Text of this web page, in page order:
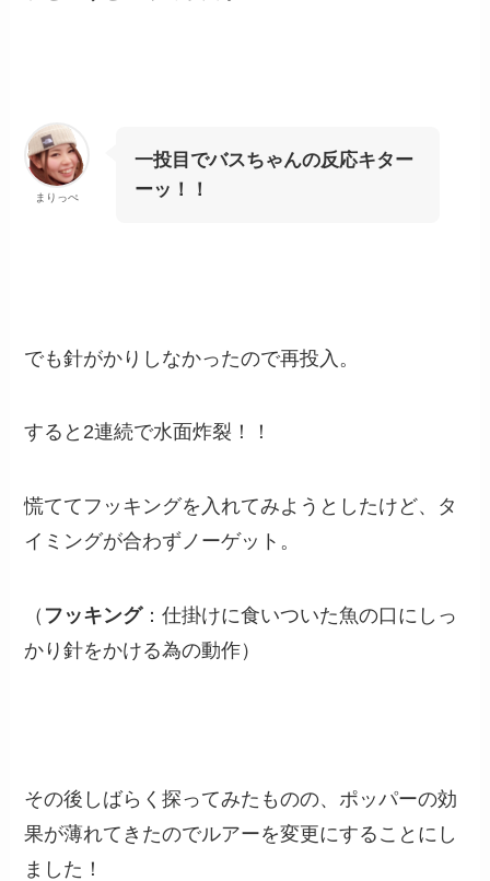
まりっぺ
一投目でバスちゃんの反応キター
ーッ！！
でも針がかりしなかったので再投入。
すると2連続で水面炸裂！！
慌ててフッキングを入れてみようとしたけど、タ
イミングが合わずノーゲット。
（ フッキング：仕掛けに食いついた魚の口にしっ
かり針をかける為の動作）
その後しばらく探ってみたものの、ポッパーの効
果が薄れてきたのでルアーを変更にすることにし
ました！